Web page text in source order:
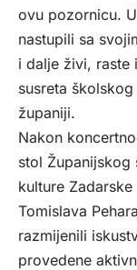
ovu pozornicu.
nastupili sa
i dalje živi, raste
susreta
županiji.
Nakon
stol Županijskog
kulture
Tomislava
razmijenili
provedene